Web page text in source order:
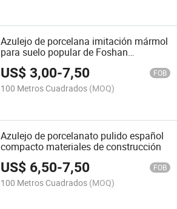
Azulejo de porcelana imitación mármol
para suelo popular de Foshan
600X600mm
US$3,00-7,50 FOB
100 Metros Cuadrados (MOQ)
Azulejo de porcelanato pulido español
compacto materiales de construcción
US$ 6,50-7,50 FOB
100 Metros Cuadrados (MOQ)